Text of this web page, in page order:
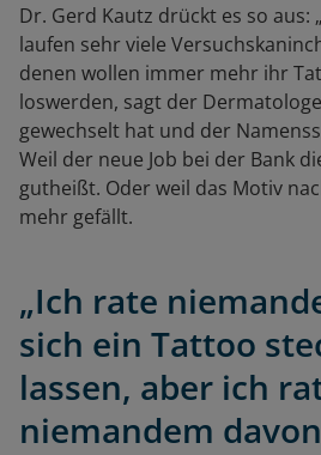
Dr. Gerd Kautz drückt es so aus:
laufen sehr viele
denen wollen immer mehr ihr
loswerden, sagt der
gewechselt hat und der
Weil der neue Job bei der Bank
gutheißt. Oder weil das Motiv
mehr gefällt.
„Ich rate
sich ein Tattoo
lassen, aber ich
niemandem